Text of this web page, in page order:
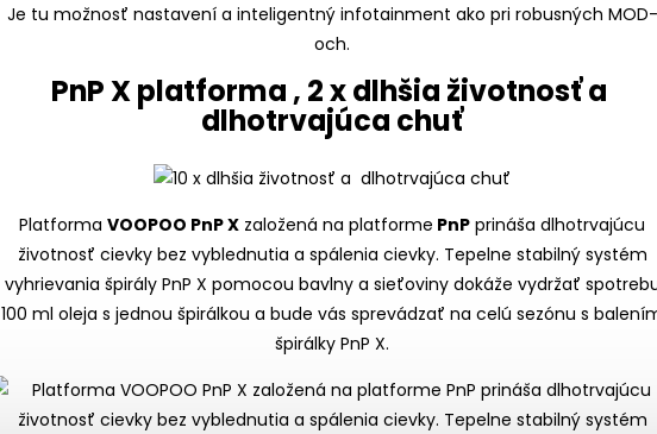
Je tu možnosť nastavení a inteligentný infotainment ako pri robusných MOD-
och.
PnP X platforma , 2 x dlhšia životnosť a
dlhotrvajúca chuť
PlatformaVOOPOO PnP X založená na platforme PnP prináša dlhotrvajúcu
životnosť cievky bez vyblednutia a spálenia cievky. Tepelne stabilný systém
vyhrievania špirály PnP X pomocou bavlny a sieťoviny dokáže vydržať
100 ml oleja s jednou špirálkou a bude vás sprevádzať na celú sezónu s
špirálky PnP X.